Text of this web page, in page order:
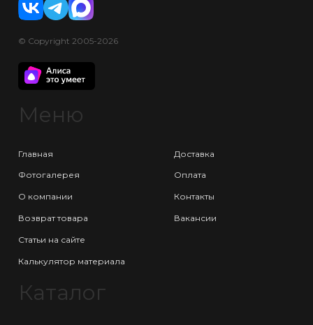
© Copyright 2005-2026
Меню
Главная
Фотогалерея
О компании
Возврат товара
Статьи на сайте
Калькулятор материала
Доставка
Оплата
Контакты
Вакансии
Каталог